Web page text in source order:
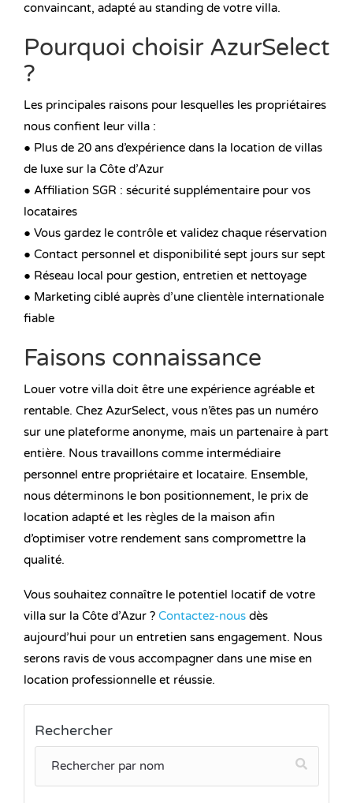
convaincant, adapté au standing de votre villa.
Pourquoi choisir AzurSelect
?
Les principales raisons pour lesquelles les propriétaires
nous confient leur villa :
● Plus de 20 ans d’expérience dans la location de villas
de luxe sur la Côte d’Azur
● Affiliation SGR : sécurité supplémentaire pour vos
locataires
● Vous gardez le contrôle et validez chaque réservation
● Contact personnel et disponibilité sept jours sur sept
● Réseau local pour gestion, entretien et nettoyage
● Marketing ciblé auprès d’une clientèle internationale
fiable
Faisons connaissance
Louer votre villa doit être une expérience agréable et
rentable. Chez AzurSelect, vous n’êtes pas un numéro
sur une plateforme anonyme, mais un partenaire à part
entière. Nous travaillons comme intermédiaire
personnel entre propriétaire et locataire. Ensemble,
nous déterminons le bon positionnement, le prix de
location adapté et les règles de la maison afin
d’optimiser votre rendement sans compromettre la
qualité.
Vous souhaitez connaître le potentiel locatif de votre
villa sur la Côte d’Azur ? Contactez-nous dès
aujourd’hui pour un entretien sans engagement. Nous
serons ravis de vous accompagner dans une mise en
location professionnelle et réussie.
Rechercher